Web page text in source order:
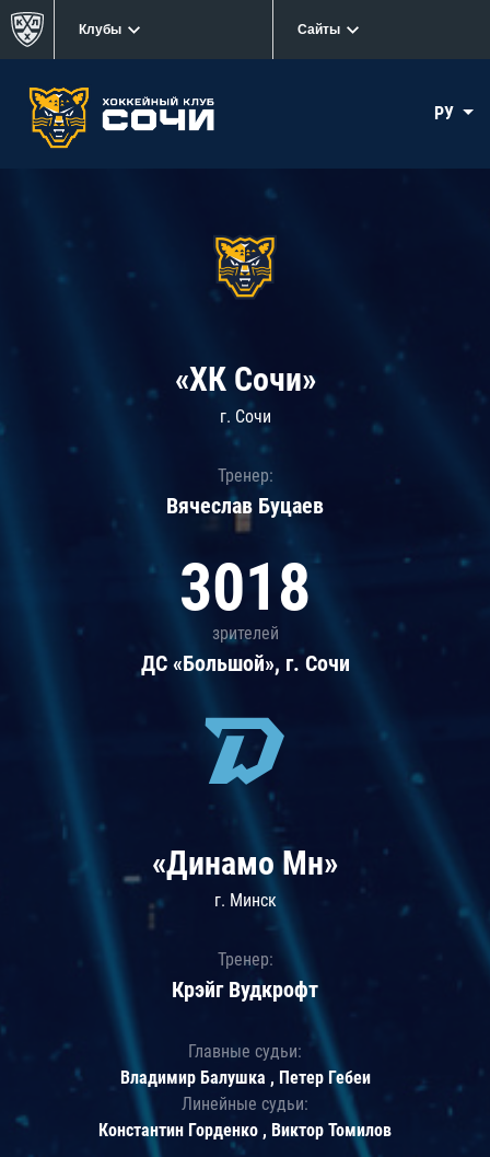
Клубы Сайты
РУ
«ХК Сочи»
г. Сочи
Тренер:
Вячеслав Буцаев
3018
зрителей
ДС «Большой», г. Сочи
«Динамо Мн»
г. Минск
Тренер:
Крэйг Вудкрофт
Главные судьи:
Владимир Балушка , Петер Гебеи
Линейные судьи:
Константин Горденко , Виктор Томилов